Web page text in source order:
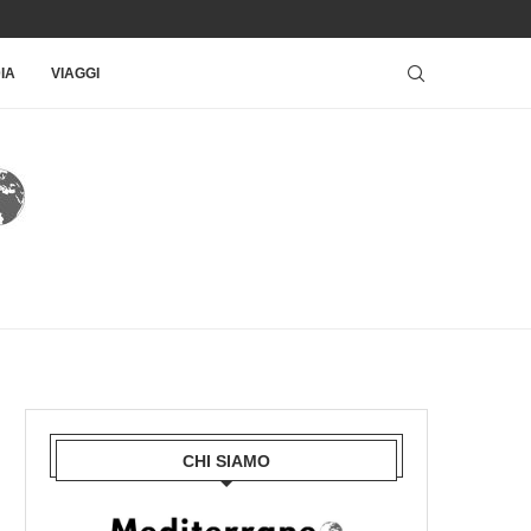
VIAGGI
CHI SIAMO